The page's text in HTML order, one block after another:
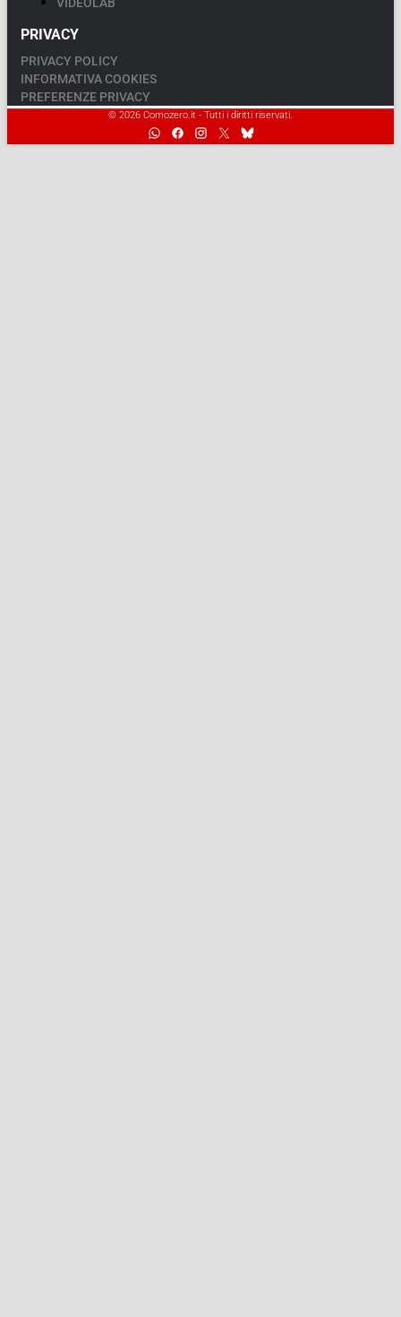
VIDEOLAB
PRIVACY
PRIVACY POLICY
INFORMATIVA COOKIES
PREFERENZE PRIVACY
© 2026 Comozero.it - Tutti i diritti riservati.